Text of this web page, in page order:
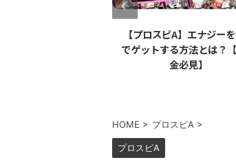
【プロスピA】エナジーを無料
でゲットする方法とは？【無課
【プロスピA
フィルムとは
リット・デ
HOME > プロスピA >
プロスピA